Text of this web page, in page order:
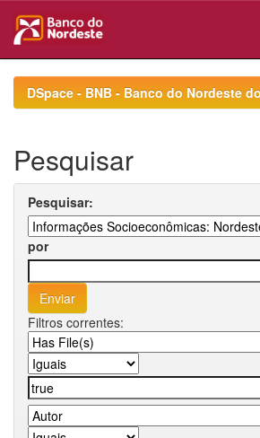
navigationDSpace - BNB - Banco do Nordeste
Pesquisar
Pesquisar:
por
Filtros correntes: